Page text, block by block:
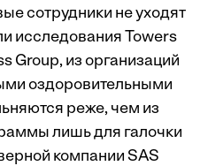
сотрудники не уходят
исследования Towers
Group, из организаций
оздоровительными
реже, чем из
лишь для галочки
компании SAS